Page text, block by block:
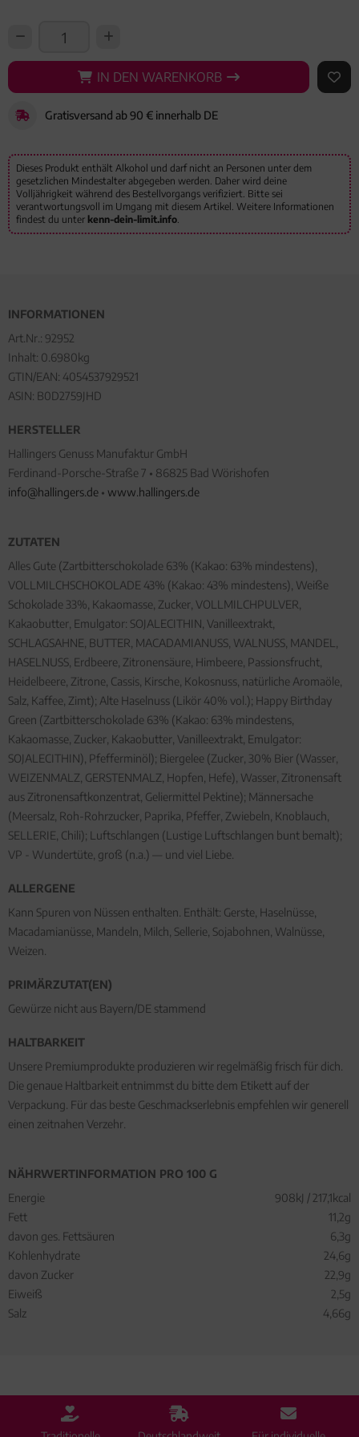
IN DEN WARENKORB
IN DEN WARENKORB AUF
Gratisversand ab 90 € innerhalb DE
Dieses Produkt enthält Alkohol und darf nicht an Personen unter dem
gesetzlichen Mindestalter abgegeben werden. Daher wird deine
Volljährigkeit während des Bestellvorgangs verifiziert. Bitte sei
verantwortungsvoll im Umgang mit diesem Artikel. Weitere Informationen
findest du unter kenn-dein-limit.info.
INFORMATIONEN
Art.Nr.: 92952
Inhalt: 0.6980kg
GTIN/EAN: 4054537929521
ASIN: B0D2759JHD
HERSTELLER
Hallingers Genuss Manufaktur GmbH
Ferdinand-Porsche-Straße 7 • 86825 Bad Wörishofen
info@hallingers.de • www.hallingers.de
ZUTATEN
Alles Gute (Zartbitterschokolade 63% (Kakao: 63% mindestens),
VOLLMILCHSCHOKOLADE 43% (Kakao: 43% mindestens), Weiße
Schokolade 33%, Kakaomasse, Zucker, VOLLMILCHPULVER,
Kakaobutter, Emulgator: SOJALECITHIN, Vanilleextrakt,
SCHLAGSAHNE, BUTTER, MACADAMIANUSS, WALNUSS, MANDEL,
HASELNUSS, Erdbeere, Zitronensäure, Himbeere, Passionsfrucht,
Heidelbeere, Zitrone, Cassis, Kirsche, Kokosnuss, natürliche Aromaöle,
Salz, Kaffee, Zimt); Alte Haselnuss (Likör 40% vol.); Happy Birthday
Green (Zartbitterschokolade 63% (Kakao: 63% mindestens,
Kakaomasse, Zucker, Kakaobutter, Vanilleextrakt, Emulgator:
SOJALECITHIN), Pfefferminöl); Biergelee (Zucker, 30% Bier (Wasser,
WEIZENMALZ, GERSTENMALZ, Hopfen, Hefe), Wasser, Zitronensaft
aus Zitronensaftkonzentrat, Geliermittel Pektine); Männersache
(Meersalz, Roh-Rohrzucker, Paprika, Pfeffer, Zwiebeln, Knoblauch,
SELLERIE, Chili); Luftschlangen (Lustige Luftschlangen bunt bemalt);
VP - Wundertüte, groß (n.a.) — und viel Liebe.
ALLERGENE
Kann Spuren von Nüssen enthalten. Enthält: Gerste, Haselnüsse,
Macadamianüsse, Mandeln, Milch, Sellerie, Sojabohnen, Walnüsse,
Weizen.
PRIMÄRZUTAT(EN)
Gewürze nicht aus Bayern/DE stammend
HALTBARKEIT
Unsere Premiumprodukte produzieren wir regelmäßig frisch für dich.
Die genaue Haltbarkeit entnimmst du bitte dem Etikett auf der
Verpackung. Für das beste Geschmackserlebnis empfehlen wir generell
einen zeitnahen Verzehr.
NÄHRWERTINFORMATION PRO 100 G
Energie
908kJ / 217,1kcal
Fett
11,2g
davon ges. Fettsäuren
6,3g
Kohlenhydrate
24,6g
davon Zucker
22,9g
Eiweiß
2,5g
Salz
4,66g